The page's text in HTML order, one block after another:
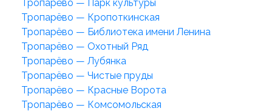
Тропарёво — Парк культуры
Тропарёво — Кропоткинская
Тропарёво — Библиотека имени Ленина
Тропарёво — Охотный Ряд
Тропарёво — Лубянка
Тропарёво — Чистые пруды
Тропарёво — Красные Ворота
Тропарёво — Комсомольская